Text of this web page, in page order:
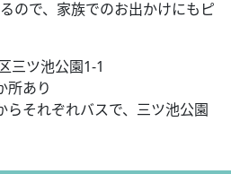
ので、家族でのお出かけにもピ
ツ池公園1-1
所あり
らそれぞれバスで、三ツ池公園